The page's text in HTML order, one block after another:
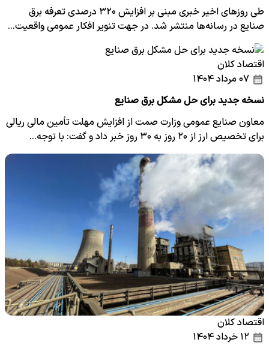
طی روز‌های اخیر خبری مبنی بر افزایش ۳۲۰ درصدی تعرفه برق
صنایع در رسانه‌ها منتشر شد. در جهت تنویر افکار عمومی واقعیت…
اقتصاد کلان
نسخه جدید برای حل مشکل برق صنایع
معاون صنایع عمومی وزارت صمت از افزایش مهلت تأمین مالی ریالی
برای تخصیص ارز از ۲۰ روز به ۳۰ روز خبر داد و گفت: با توجه…
اقتصاد کلان